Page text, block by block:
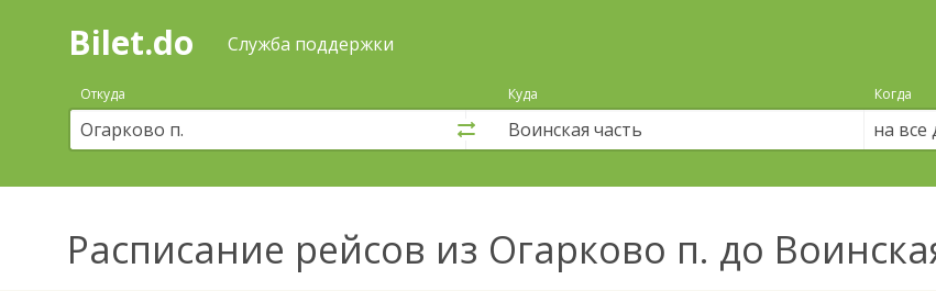
Поиск
покупка
билетов
автобус
онлайн
Bilet.do Служба поддержки
Откуда Куда Когда
на все
Расписание рейсов из Огарково п. до